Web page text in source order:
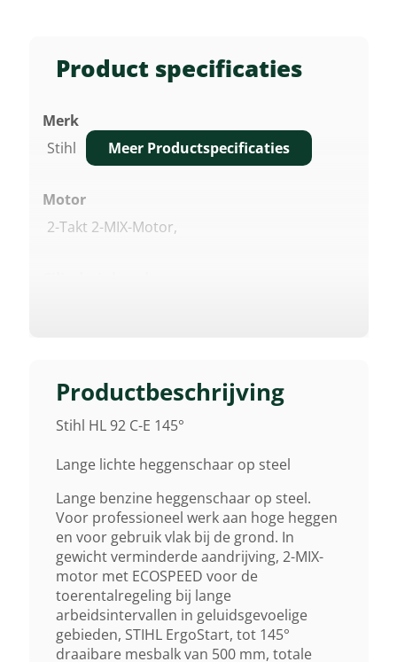
Productbeschrijving
Stihl HL 92 C-E 145°
Lange lichte heggenschaar op steel
Lange benzine heggenschaar op steel.
Voor professioneel werk aan hoge heggen
en voor gebruik vlak bij de grond. In
gewicht verminderde aandrijving, 2-MIX-
motor met ECOSPEED voor de
toerentalregeling bij lange
arbeidsintervallen in geluidsgevoelige
gebieden, STIHL ErgoStart, tot 145°
draaibare mesbalk van 500 mm, totale
Product specificaties
Merk
Stihl
Motor
2-Takt 2-MIX-Motor,
0,90 KW/1,23 Pk
Zaagbladlengte
50 Cm
Afstand Tussen De Tanden
34 Mm
Geluidsverm. Niveau Lwa
91 DB(A)
Meer Productspecificaties